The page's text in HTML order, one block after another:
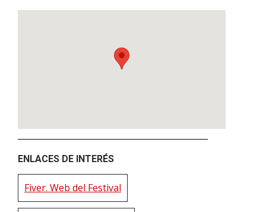
ENLACES DE INTERÉS
Fiver. Web del Festival